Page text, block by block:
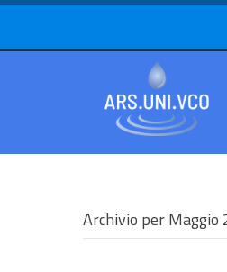
Archivio per Maggio